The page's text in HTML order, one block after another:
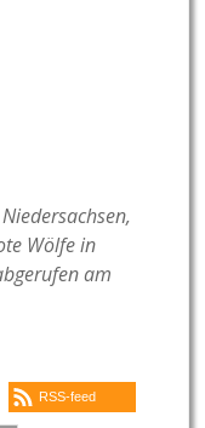
Wölfe in
am
RSS-feed